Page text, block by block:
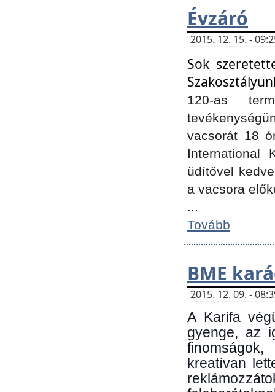
Évzáró
2015. 12. 15. -
Sok
120-as
vacsorát 18
International
üdítővel
a vacsora
...
Tovább
BME
2015. 12. 09. -
A Karifa
gyenge, az
kreatívan